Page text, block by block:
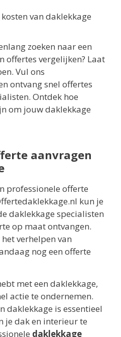
van daklekkage
zoeken naar een
vergelijken? Laat
Vul ons
ontvang snel offertes
Ontdek hoe
om jouw daklekkage
aanvragen
professionele offerte
kun je
daklekkage specialisten
op maat ontvangen.
verhelpen van
nog een offerte
met een daklekkage,
actie te ondernemen.
daklekkage is essentieel
je dak en interieur te
daklekkage